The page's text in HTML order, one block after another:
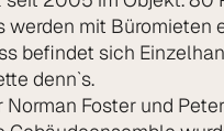
werden mit Büromieten
befindet sich
denn`s.
Norman Foster und